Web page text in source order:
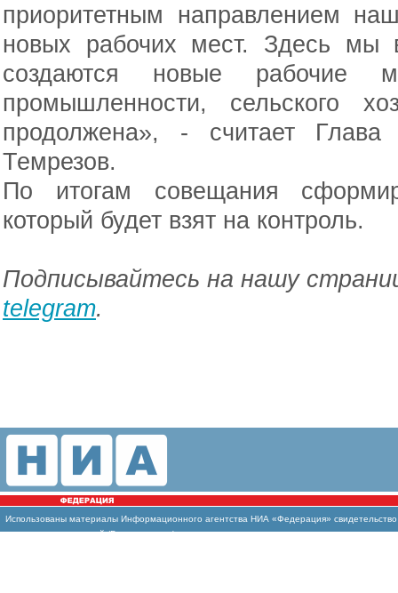
приоритетным направлением
новых рабочих мест. Здесь
создаются новые рабочие
промышленности, сельского
продолжена», - считает Глава
Темрезов.
По итогам совещания
который будет взят на контроль.
Подписывайтесь на нашу
telegram.
Использованы материалы Информационного агентства НИА «Федерация»
массовых коммуникаций (Роскомнадзор)